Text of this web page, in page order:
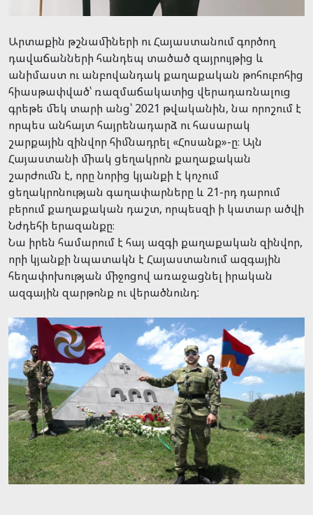
Արտաքին թշնամիների ու Հայաստանում գործող
դավաճանների հանդեպ տածած զայրույթից և
անիմաստ ու անբովանդակ քաղաքական թոհուբոհից
հիասթափված՝ ռազմաճակատից վերադառնալուց
գրեթե մեկ տարի անց՝ 2021 թվականին, նա որոշում է
որպես անհայտ հայրենադարձ ու հասարակ
շարքային զինվոր հիմնադրել «Հոսանք»-ը։ Այն
Հայաստանի միակ ցեղակրոն քաղաքական
շարժումն է, որը նորից կյանքի է կոչում
ցեղակրոնության գաղափարները և 21-րդ դարում
բերում քաղաքական դաշտ, որպեսզի ի կատար ածվի
Նժդեհի երազանքը։
Նա իրեն համարում է հայ ազգի քաղաքական զինվոր,
որի կյանքի նպատակն է Հայաստանում ազգային
հեղափոխության միջոցով առաջացնել իրական
ազգային զարթոնք ու վերածնունդ: